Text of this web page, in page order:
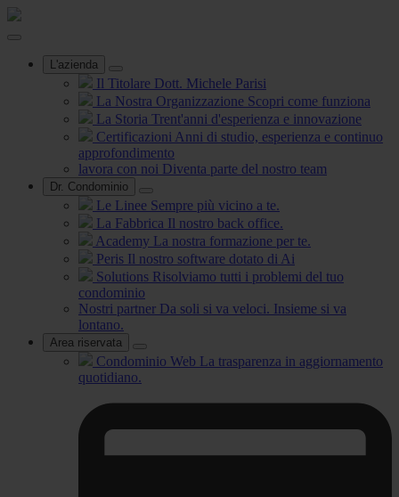
L'azienda
Il Titolare Dott. Michele Parisi
La Nostra Organizzazione Scopri come funziona
La Storia Trent'anni d'esperienza e innovazione
Certificazioni Anni di studio, esperienza e continuo
approfondimento
lavora con noi Diventa parte del nostro team
Dr. Condominio
Le Linee Sempre più vicino a te.
La Fabbrica Il nostro back office.
Academy La nostra formazione per te.
Peris Il nostro software dotato di Ai
Solutions Risolviamo tutti i problemi del tuo
condominio
Nostri partner Da soli si va veloci. Insieme si va
lontano.
Area riservata
Condominio Web La trasparenza in aggiornamento
quotidiano.